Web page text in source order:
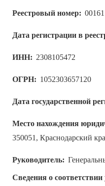
Реестровый номер: 00161
Дата регистрации в
ИНН: 2308105472
ОГРН: 1052303657120
Дата государственной
Место нахождения
350051, Краснодарский
Руководитель:
Сведения о